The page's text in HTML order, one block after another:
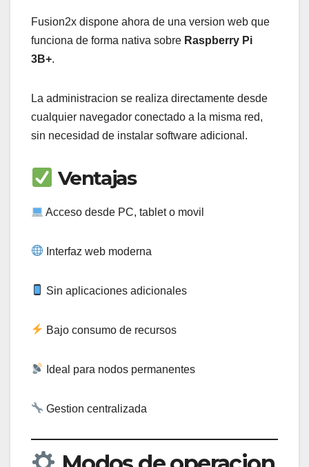
Fusion2x dispone ahora de una version web que
funciona de forma nativa sobre Raspberry Pi
3B+.
La administracion se realiza directamente desde
cualquier navegador conectado a la misma red,
sin necesidad de instalar software adicional.
Ventajas
Acceso desde PC, tablet o movil
Interfaz web moderna
Sin aplicaciones adicionales
Bajo consumo de recursos
Ideal para nodos permanentes
Gestion centralizada